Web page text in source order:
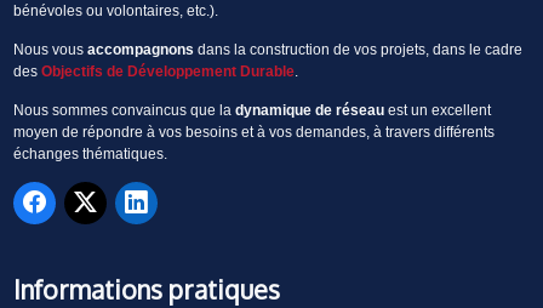
bénévoles ou volontaires, etc.).
Nous vous accompagnons dans la construction de vos projets, dans le cadre
des Objectifs de Développement Durable.
Nous sommes convaincus que la dynamique de réseauest un excellent
moyen de répondre à vos besoins et à vos demandes, à travers différents
échanges thématiques.
Informations pratiques